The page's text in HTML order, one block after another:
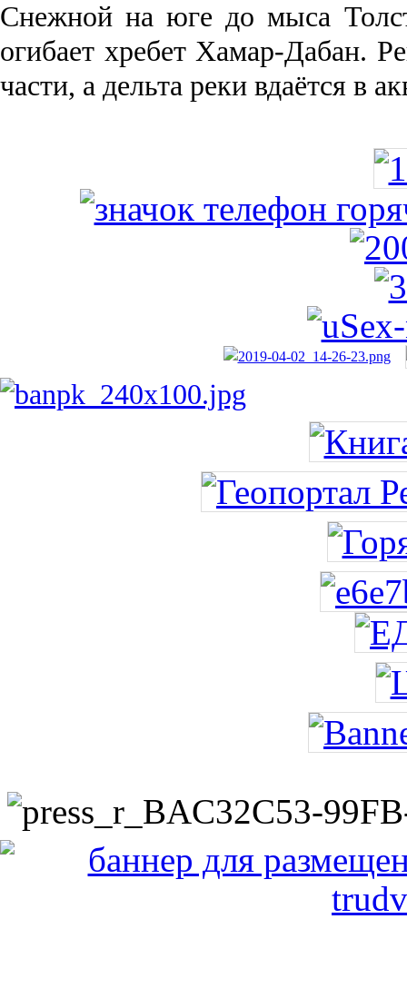
Снежной на юге до мыса
огибает хребет Хамар-Дабан.
части, а дельта реки вда­ётся в